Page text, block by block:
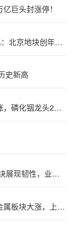
巨头封涨停！
京沪同日土拍揽金超174亿：北京地块创年内纪录，上海最高溢价28.45%
史新高
揭秘涨停丨小金属板块大涨，磷化铟龙头2连板
“禁令”传闻扰动，A股光模块展现韧性，业内人士：预计落地难度大
002703，“一”字涨停！贵金属板块大涨，上市公司盈利集体高增（附股）